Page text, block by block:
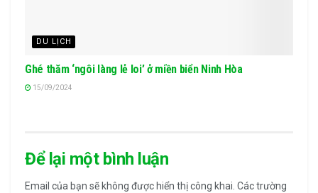
DU LỊCH
Ghé thăm ‘ngôi làng lẻ loi’ ở miền biển Ninh Hòa
15/09/2024
Để lại một bình luận
Email của bạn sẽ không được hiển thị công khai. Các trường